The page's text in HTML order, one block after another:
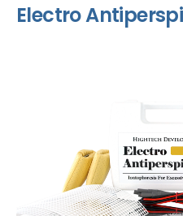
Electro